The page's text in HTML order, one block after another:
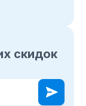
скидок